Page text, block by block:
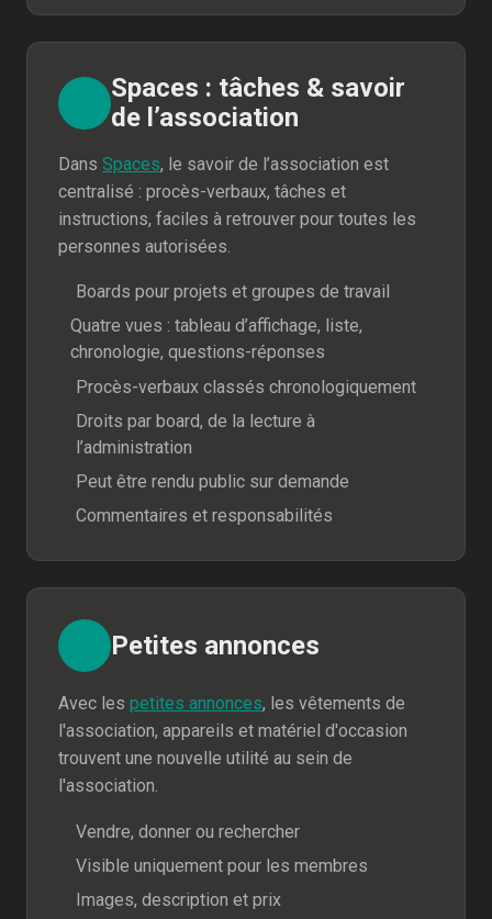
Spaces : tâches & savoir
de l’association
Dans Spaces, le savoir de l’association est
centralisé : procès-verbaux, tâches et
instructions, faciles à retrouver pour toutes les
personnes autorisées.
Boards pour projets et groupes de travail
Quatre vues : tableau d’affichage, liste,
chronologie, questions-réponses
Procès-verbaux classés chronologiquement
Droits par board, de la lecture à
l’administration
Peut être rendu public sur demande
Commentaires et responsabilités
Petites annonces
Avec les petites annonces, les vêtements de
l'association, appareils et matériel d'occasion
trouvent une nouvelle utilité au sein de
l'association.
Vendre, donner ou rechercher
Visible uniquement pour les membres
Images, description et prix